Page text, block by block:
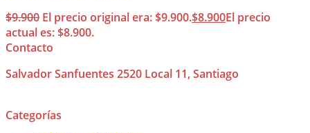
$9.900 El precio original era: $9.900.$8.900El precio
actual es: $8.900.
Contacto
Salvador Sanfuentes 2520 Local 11, Santiago
Categorías